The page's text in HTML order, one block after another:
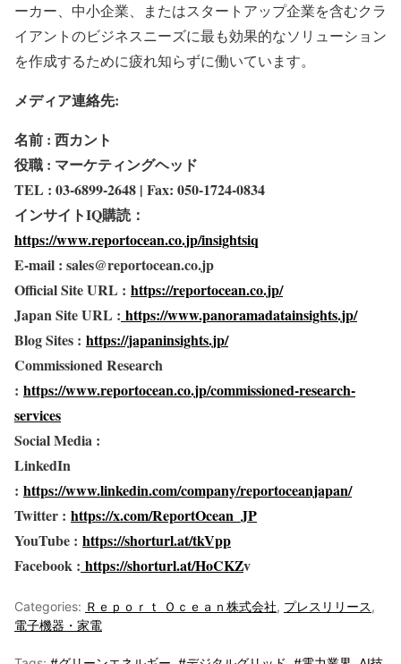
ーカー、中小企業、またはスタートアップ企業を含むクラ
イアントのビジネスニーズに最も効果的なソリューション
を作成するために疲れ知らずに働いています。
メディア連絡先:
名前 : 西カント
役職 : マーケティングヘッド
TEL : 03-6899-2648 | Fax: 050-1724-0834
インサイトIQ購読：
https://www.reportocean.co.jp/insightsiq
E-mail : sales@reportocean.co.jp
Official Site URL : https://reportocean.co.jp/
Japan Site URL : https://www.panoramadatainsights.jp/
Blog Sites : https://japaninsights.jp/
Commissioned Research
: https://www.reportocean.co.jp/commissioned-research-
services
Social Media :
LinkedIn
: https://www.linkedin.com/company/reportoceanjapan/
Twitter : https://x.com/ReportOcean_JP
YouTube : https://shorturl.at/tkVpp
Facebook : https://shorturl.at/HoCKZv
Categories: Ｒｅｐｏｒｔ Ｏｃｅａｎ株式会社, プレスリリース,
電子機器・家電